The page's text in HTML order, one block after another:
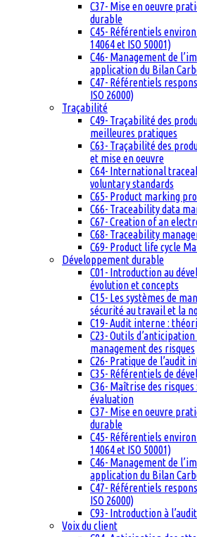
C37- Mise en oeuvre
durable
C45- Référentiels
14064 et ISO 50001)
C46- Management de
application du Bilan
C47- Référentiels
ISO 26000)
Traçabilité
C49- Traçabilité des
meilleures pratiques
C63- Traçabilité des
et mise en oeuvre
C64- International
voluntary standards
C65- Product marking
C66- Traceability data
C67- Creation of an
C68- Traceability
C69- Product life cycle
Développement durable
C01- Introduction au
évolution et concepts
C15- Les systèmes de
sécurité au travail et la
C19- Audit interne :
C23- Outils
management des risques
C26- Pratique de l’audit
C35- Référentiels de
C36- Maîtrise des
évaluation
C37- Mise en oeuvre
durable
C45- Référentiels
14064 et ISO 50001)
C46- Management de
application du Bilan
C47- Référentiels
ISO 26000)
C93- Introduction à
Voix du client